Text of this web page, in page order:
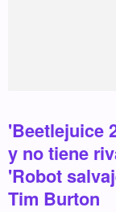
'Beetlejuice
y no tiene
'Robot
Tim Burton